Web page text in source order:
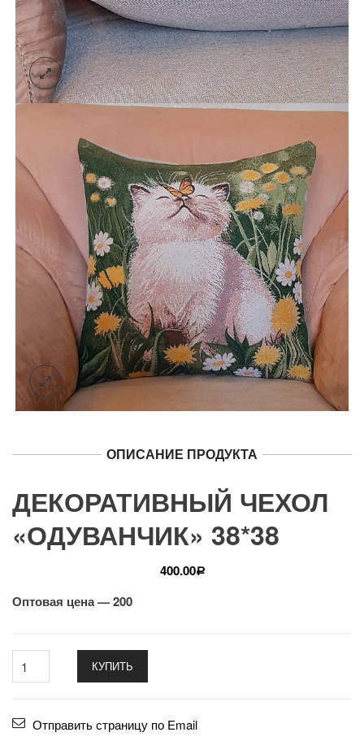
ОПИСАНИЕ ПРОДУКТА
ДЕКОРАТИВНЫЙ ЧЕХОЛ
«ОДУВАНЧИК» 38*38
400.00Р
Оптовая цена — 200
КУПИТЬ
Отправить страницу по Email